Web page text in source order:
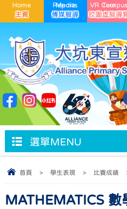
Home Media Reports VR Campus Tour
選單MENU
首頁 > 學生表現 > 比賽成績
MATHEMATICS 數